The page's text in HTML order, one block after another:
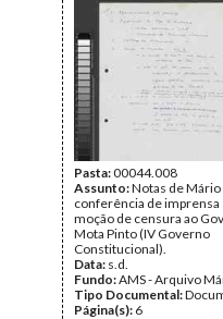
Pasta:00044.008
Assunto:Notas de Mário
conferência de imprensa
moção de censura ao
Mota Pinto (IV Governo
Constitucional).
Data: s.d.
Fundo:AMS - Arquivo
Tipo Documental:
Página(s): 6